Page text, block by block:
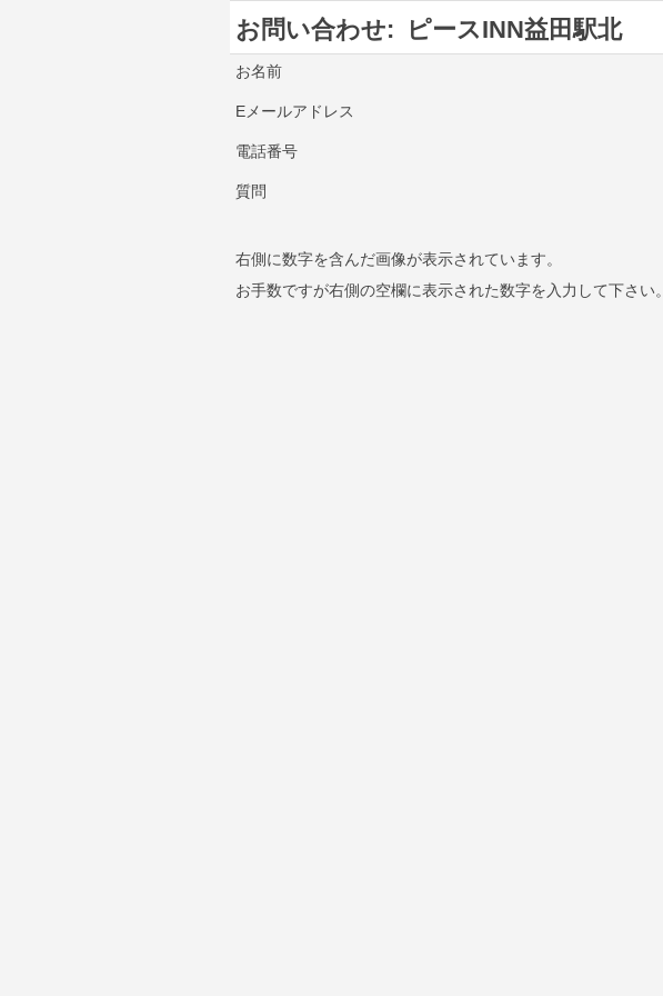
お問い合わせ: ピースINN益田駅北
お名前
Eメールアドレス
電話番号
質問
右側に数字を含んだ画像が表示されています。
お手数ですが右側の空欄に表示された数字を入力して下さい。